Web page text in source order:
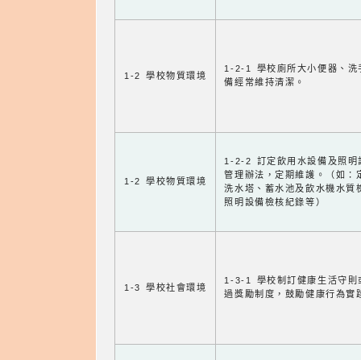
1-2 學校物質環境
1-2-1 學校廁所大小便器、洗
備經常維持清潔。
1-2 學校物質環境
1-2-2 訂定飲用水設備及照明
管理辦法，定期維護。（如：
洗水塔、蓄水池及飲水機水質
照明設備檢核紀錄等）
1-3 學校社會環境
1-3-1 學校制訂健康生活守則
過獎勵制度，鼓勵健康行為實